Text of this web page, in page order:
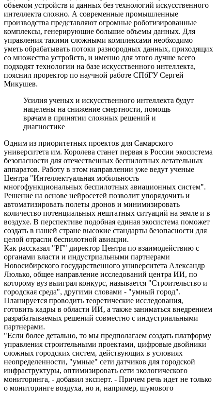
объемом устройств и данных без технологий искусственного
интеллекта сложно. А современные промышленные
производства представляют огромные роботизированные
комплексы, генерирующие большие объемы данных. Для
управления такими сложными комплексами необходимо
уметь обрабатывать потоки разнородных данных, приходящих
со множества устройств, и именно для этого лучше всего
подходят технологии на базе искусственного интеллекта,
пояснил проректор по научной работе СПбГУ Сергей
Микушев.
Усилия ученых и искусственного интеллекта будут
нацелены на снижение смертности, помощь
врачам в принятии сложных решений и
диагностике
Одним из приоритетных проектов для Самарского
университета им. Королева станет первая в России экосистема
безопасности для отечественных беспилотных летательных
аппаратов. Работу в этом направлении уже ведут ученые
Центра "Интеллектуальная мобильность
многофункциональных беспилотных авиационных систем".
Решение на основе нейросетей позволит упорядочить и
автоматизировать полеты дронов и минимизировать
количество потенциальных нештатных ситуаций на земле и в
воздухе. В перспективе подобная единая экосистема поможет
создать в нашей стране высокие стандарты безопасности для
целой отрасли беспилотной авиации.
Как рассказал "РГ" директор Центра по взаимодействию с
органами власти и индустриальными партнерами
Новосибирского государственного университета Александр
Люлько, общее направление исследований центра ИИ, по
которому вуз выиграл конкурс, называется "Строительство и
городская среда", другими словами - "умный город".
Планируется проводить теоретические исследования,
готовить кадры в области ИИ, а также заниматься внедрением
разрабатываемых решений совместно с индустриальными
партнерами.
"Если более детально, то мы предполагаем создать платформу
управления строительными проектами, цифровые двойники
сложных городских систем, действующих в условиях
неопределенности, "умные" сети датчиков для городской
инфраструктуры, оптимизировать сети экологического
мониторинга, - добавил эксперт. - Причем речь идет не только
о мониторинге воздуха, но и, например, шумового